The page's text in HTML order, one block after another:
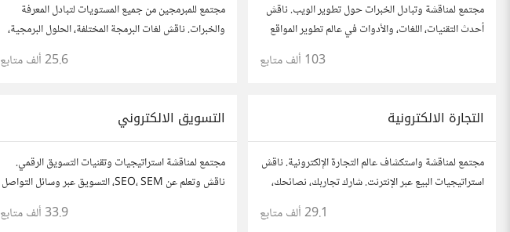
مجتمع لمناقشة وتبادل الخبرات حول تطوير الويب. ناقش
أحدث التقنيات، اللغات، والأدوات في عالم تطوير المواقع
والتطبيقات. شارك مشاريعك، اسأل عن نصائح، وتعاون مع
103 ألف متابع
مجتمع للمبرمجين من جميع المستويات لتبادل المعرفة
والخبرات. ناقش لغات البرمجة المختلفة، الحلول البرمجية،
25.6 ألف متابع
التجارة الالكترونية
مجتمع لمناقشة واستكشاف عالم التجارة الإلكترونية. ناقش
استراتيجيات البيع عبر الإنترنت. شارك تجاربك، نصائحك،
وأسئلتك، وتواصل مع محترفين في هذا المجال.
29.1 ألف متابع
التسويق الالكتروني
مجتمع لمناقشة استراتيجيات وتقنيات التسويق الرقمي.
ناقش وتعلم عن SEO، SEM، التسويق عبر وسائل التواصل
الاجتماعي، وتحليل البيانات. شارك تجاربك، نصائحك،
وأسئلتك، وتواصل مع متخصصين في هذا المجال.
33.9 ألف متابع